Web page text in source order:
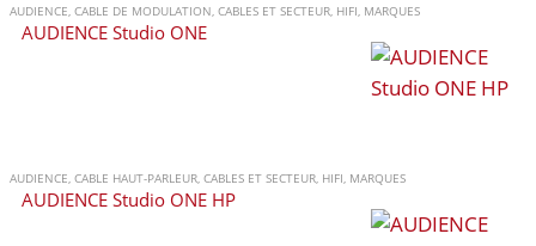
AUDIENCE CABLE DE MODULATION CABLES ET SECTEUR HIFI MARQUES
AUDIENCE Studio ONE
AUDIENCE CABLE HAUT-PARLEUR CABLES ET SECTEUR HIFI MARQUES
AUDIENCE Studio ONE HP